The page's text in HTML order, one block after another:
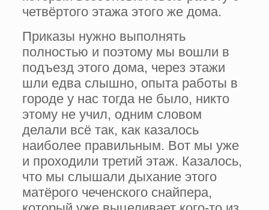
четвёртого этажа этого же дома.
Приказы нужно выполнять
полностью и поэтому мы вошли в
подъезд этого дома, через этажи
шли едва слышно, опыта работы в
городе у нас тогда не было, никто
этому не учил, одним словом
делали всё так, как казалось
наиболее правильным. Вот мы уже
и проходили третий этаж. Казалось,
что мы слышали дыхание этого
матёрого чеченского снайпера,